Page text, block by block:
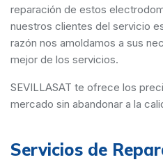
reparación de estos
nuestros clientes del servicio
razón nos amoldamos a sus
mejor de los servicios.
SEVILLASAT te ofrece los
mercado sin abandonar a la
Servicios de